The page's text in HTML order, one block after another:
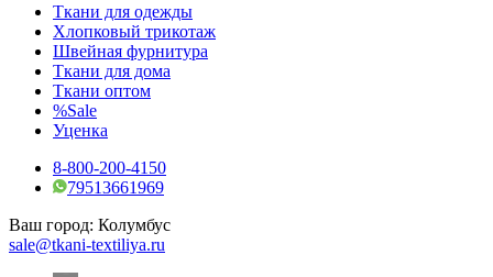
Ткани для одежды
Хлопковый трикотаж
Швейная фурнитура
Ткани для дома
Ткани оптом
%Sale
Уценка
8-800-200-4150
79513661969
Ваш город: Колумбус
sale@tkani-textiliya.ru